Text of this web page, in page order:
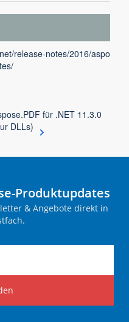
release-notes/2016/aspo
für .NET 11.3.0
DLLs)
Produktupdates
& Angebote direkt in